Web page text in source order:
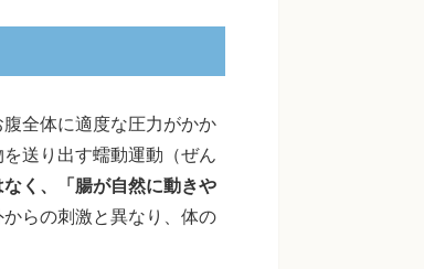
全体に適度な圧力がかか
送り出す蠕動運動（ぜん
く、「腸が自然に動きや
らの刺激と異なり、体の